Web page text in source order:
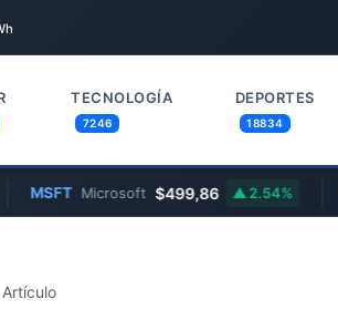
TECNOLOGÍA
7246
DEPORTES
18834
MSFT Microsoft $499,86 2.54%
Artículo